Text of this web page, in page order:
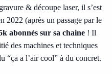
& découpe laser, il s’est
2022 (après un passage par le
abonnés sur sa chaine ! Il
des machines et techniques
“ça a l’air cool” à du concret.